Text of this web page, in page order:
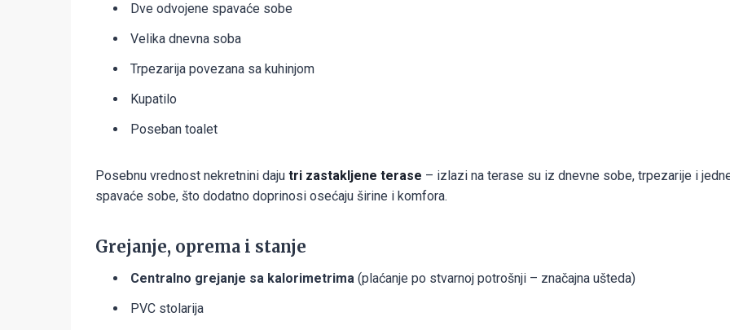
Dve odvojene spavaće sobe
Velika dnevna soba
Trpezarija povezana sa kuhinjom
Kupatilo
Poseban toalet
Posebnu vrednost nekretnini daju tri zastakljene terase – izlazi na terase su iz dnevne sobe, trpezarije i
spavaće sobe, što dodatno doprinosi osećaju širine i komfora.
Grejanje, oprema i stanje
Centralno grejanje sa kalorimetrima (plaćanje po stvarnoj potrošnji – značajna ušteda)
PVC stolarija